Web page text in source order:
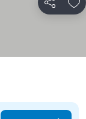
Partilhar